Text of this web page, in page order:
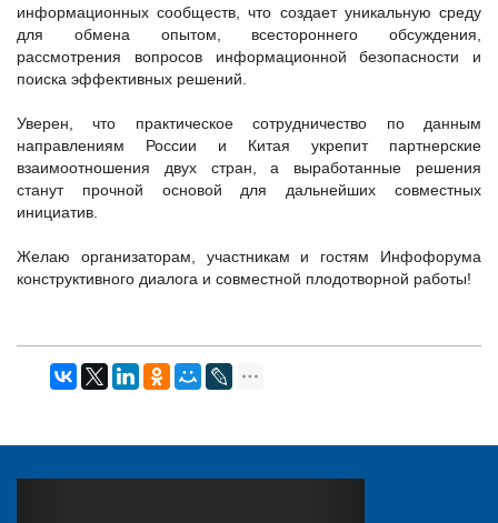
информационных сообществ, что создает уникальную среду
для обмена опытом, всестороннего обсуждения,
рассмотрения вопросов информационной безопасности и
поиска эффективных решений.
Уверен, что практическое сотрудничество по данным
направлениям России и Китая укрепит партнерские
взаимоотношения двух стран, а выработанные решения
станут прочной основой для дальнейших совместных
инициатив.
Желаю организаторам, участникам и гостям Инфофорума
конструктивного диалога и совместной плодотворной работы!